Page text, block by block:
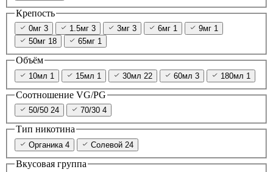
Крепость
0мг 3 1.5мг 3 3мг 3 6мг 1 9мг 1
50мг 18 65мг 1
Объём
10мл 1 15мл 1 30мл 22 60мл 3 180мл 1
Соотношение VG/PG
50/50 24 70/30 4
Тип никотина
Органика 4 Солевой 24
Вкусовая группа